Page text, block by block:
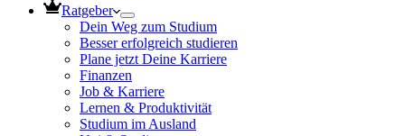
Ratgeber
Dein Weg zum Studium
Besser erfolgreich studieren
Plane jetzt Deine Karriere
Finanzen
Job & Karriere
Lernen & Produktivität
Studium im Ausland